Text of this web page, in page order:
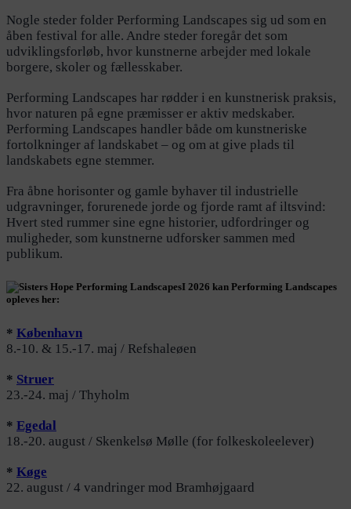
Nogle steder folder Performing Landscapes sig ud som en
åben festival for alle. Andre steder foregår det som
udviklingsforløb, hvor kunstnerne arbejder med lokale
borgere, skoler og fællesskaber.
Performing Landscapes har rødder i en kunstnerisk praksis,
hvor naturen på egne præmisser er aktiv medskaber.
Performing Landscapes handler både om kunstneriske
fortolkninger af landskabet – og om at give plads til
landskabets egne stemmer.
Fra åbne horisonter og gamle byhaver til industrielle
udgravninger, forurenede jorde og fjorde ramt af iltsvind:
Hvert sted rummer sine egne historier, udfordringer og
muligheder, som kunstnerne udforsker sammen med
publikum.
I 2026 kan Performing Landscapes
opleves her:
* København
8.-10. & 15.-17. maj / Refshaleøen
* Struer
23.-24. maj / Thyholm
* Egedal
18.-20. august / Skenkelsø Mølle (for folkeskoleelever)
* Køge
22. august / 4 vandringer mod Bramhøjgaard